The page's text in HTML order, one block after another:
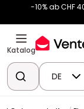
-10% ab CHF
Katalog
DE